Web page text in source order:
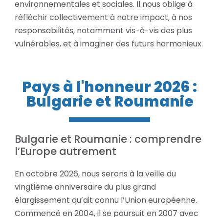
environnementales et sociales. Il nous oblige à
réfléchir collectivement à notre impact, à nos
responsabilités, notamment vis-à-vis des plus
vulnérables, et à imaginer des futurs harmonieux.
Pays à l'honneur 2026 :
Bulgarie et Roumanie
Bulgarie et Roumanie : comprendre
l’Europe autrement
En octobre 2026, nous serons à la veille du
vingtième anniversaire du plus grand
élargissement qu’ait connu l’Union européenne.
Commencé en 2004, il se poursuit en 2007 avec